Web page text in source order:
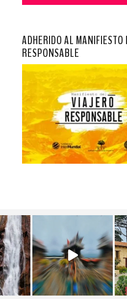
ADHERIDO AL MANIFIESTO
RESPONSABLE